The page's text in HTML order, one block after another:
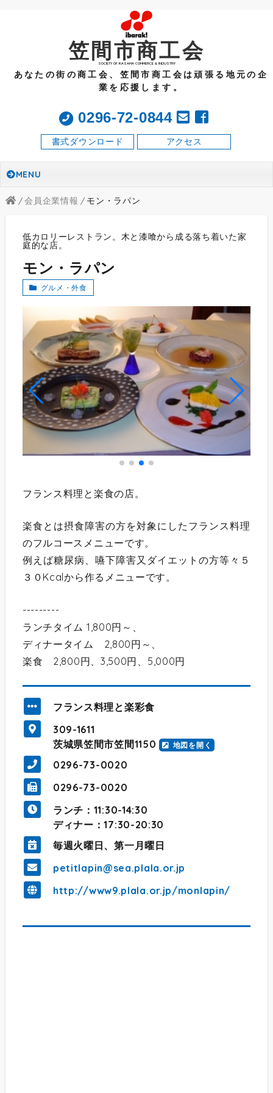
笠間市商工会
SOCIETY OF KASAMA COMMERCE & INDUSTRY
あなたの街の商工会、笠間市商工会は頑張る地元の企
業を応援します。
0296-72-0844
アクセス
書式ダウンロード
MENU
会員企業情報 モン・ラパン
低カロリーレストラン。木と漆喰から成る落ち着いた家
庭的な店。
モン・ラパン
グルメ・外食
フランス料理と楽食の店。
楽食とは摂食障害の方を対象にしたフランス料理
のフルコースメニューです。
例えば糖尿病、嚥下障害又ダイエットの方等々５
３０Kcalから作るメニューです。
---------
ランチタイム 1,800円～、
ディナータイム 2,800円～、
楽食 2,800円、3,500円、5,000円
フランス料理と楽彩食
309-1611
茨城県笠間市笠間1150
地図を開く
0296-73-0020
0296-73-0020
ランチ：11:30-14:30
ディナー：17:30-20:30
毎週火曜日、第一月曜日
petitlapin@sea.plala.or.jp
http://www9.plala.or.jp/monlapin/